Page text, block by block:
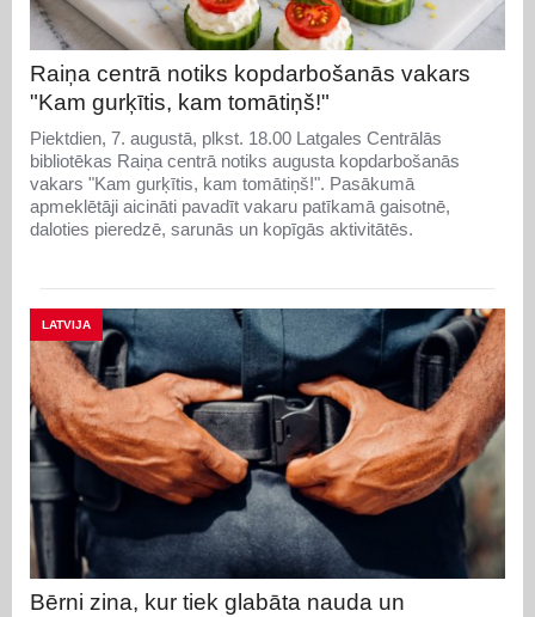
Raiņa centrā notiks kopdarbošanās vakars
"Kam gurķītis, kam tomātiņš!"
Piektdien, 7. augustā, plkst. 18.00 Latgales Centrālās
bibliotēkas Raiņa centrā notiks augusta kopdarbošanās
vakars "Kam gurķītis, kam tomātiņš!". Pasākumā
apmeklētāji aicināti pavadīt vakaru patīkamā gaisotnē,
daloties pieredzē, sarunās un kopīgās aktivitātēs.
LATVIJA
Bērni zina, kur tiek glabāta nauda un